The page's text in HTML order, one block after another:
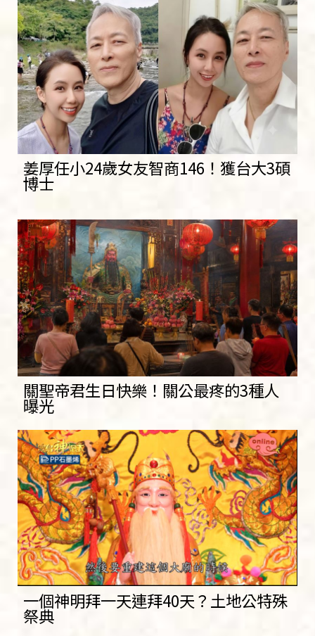
姜厚任小24歲女友智商146！獲台大3碩
博士
關聖帝君生日快樂！關公最疼的3種人
曝光
一個神明拜一天連拜40天？土地公特殊
祭典